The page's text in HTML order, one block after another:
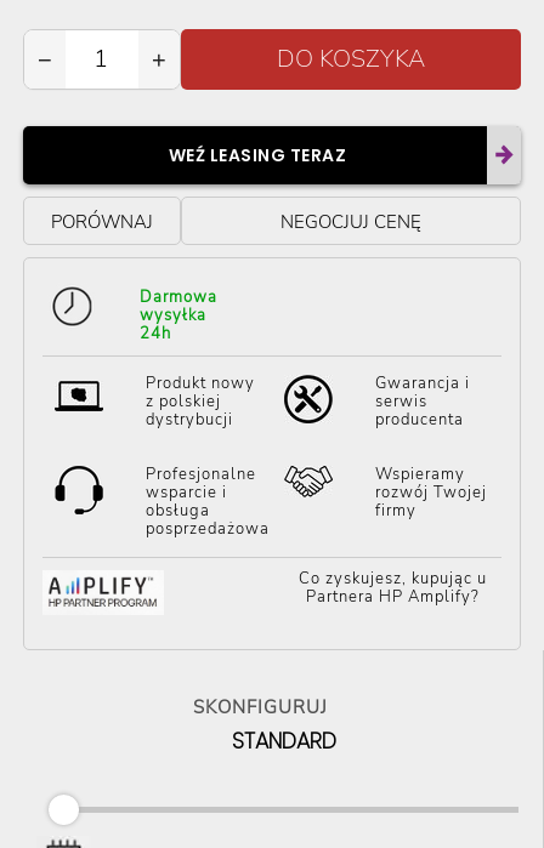
− +
WEŹ LEASING TERAZ
PORÓWNAJ NEGOCJUJ CENĘ
Darmowa
wysyłka
24h
Produkt nowy
z polskiej
dystrybucji
Gwarancja i
serwis
producenta
Profesjonalne
wsparcie i
obsługa
posprzedażowa
Wspieramy
rozwój Twojej
firmy
Co zyskujesz, kupując u
Partnera HP Amplify?
SKONFIGURUJ
STANDARD